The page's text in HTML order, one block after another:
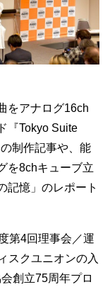
をアナログ16ch
『Tokyo Suite
制作記事や、能
を8chキューブ立
記憶」のレポート
第4回理事会／運
スクユニオンの入
創立75周年プロ